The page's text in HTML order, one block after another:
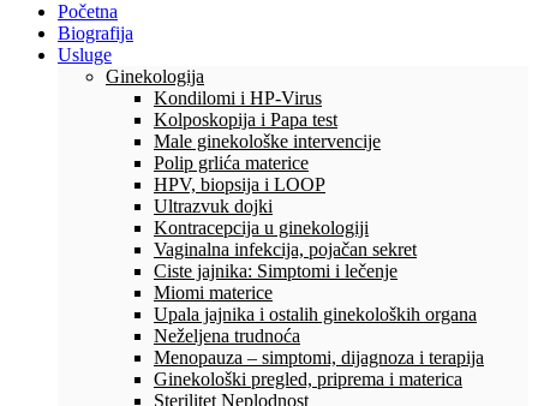
Početna
Biografija
Usluge
Ginekologija
Kondilomi i HP-Virus
Kolposkopija i Papa test
Male ginekološke intervencije
Polip grlića materice
HPV, biopsija i LOOP
Ultrazvuk dojki
Kontracepcija u ginekologiji
Vaginalna infekcija, pojačan sekret
Ciste jajnika: Simptomi i lečenje
Miomi materice
Upala jajnika i ostalih ginekoloških organa
Neželjena trudnoća
Menopauza – simptomi, dijagnoza i terapija
Ginekološki pregled, priprema i materica
Sterilitet Neplodnost